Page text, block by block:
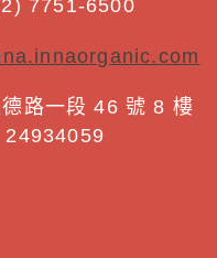
7751-6500
路一段 46 號 8 樓
24934059